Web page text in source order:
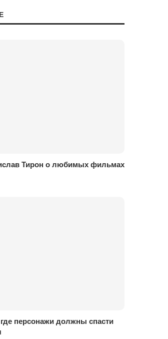
Тирон о любимых фильмах
персонажи должны спасти